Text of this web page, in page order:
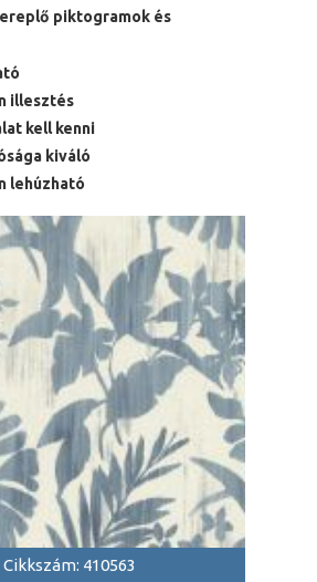
piktogramok és
illesztés
kell kenni
kiváló
lehúzható
Cikkszám: 410563